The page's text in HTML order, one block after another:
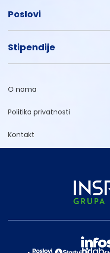
Poslovi
Stipendije
O nama
Politika privatnosti
Kontakt